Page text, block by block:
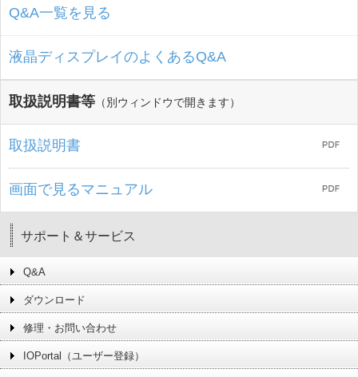
Q&A一覧を見る
液晶ディスプレイのよくあるQ&A
取扱説明書等 （別ウィンドウで開きます）
取扱説明書
画面で見るマニュアル
サポート＆サービス
Q&A
ダウンロード
修理・お問い合わせ
IOPortal（ユーザー登録）